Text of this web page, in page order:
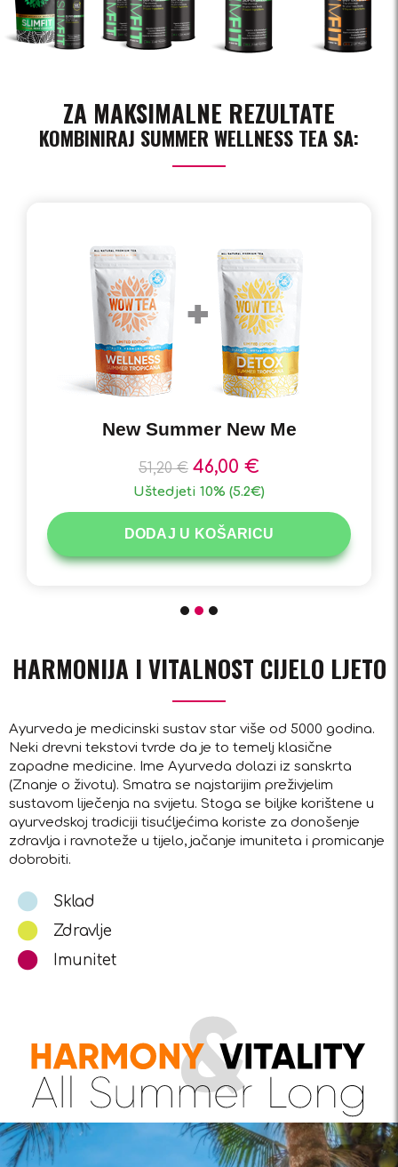
ZA MAKSIMALNE REZULTATE
KOMBINIRAJ SUMMER WELLNESS TEA SA:
Love Your Summer Body
77,50€ 65,80 €
Uštedjeti 15% (11.7€)
DODAJ U KOŠARICU
HARMONIJA I VITALNOST CIJELO LJETO
Ayurveda je medicinski sustav star više od 5000 godina.
Neki drevni tekstovi tvrde da je to temelj klasične
zapadne medicine. Ime Ayurveda dolazi iz sanskrta
(Znanje o životu). Smatra se najstarijim preživjelim
sustavom liječenja na svijetu. Stoga se biljke korištene u
ayurvedskoj tradiciji tisućljećima koriste za donošenje
zdravlja i ravnoteže u tijelo, jačanje imuniteta i promicanje
dobrobiti.
Sklad
Zdravlje
Imunitet